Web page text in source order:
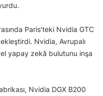
Paris’teki Nvidia GTC
Nvidia, Avrupalı
yapay zekâ bulutunu inşa
Nvidia DGX B200